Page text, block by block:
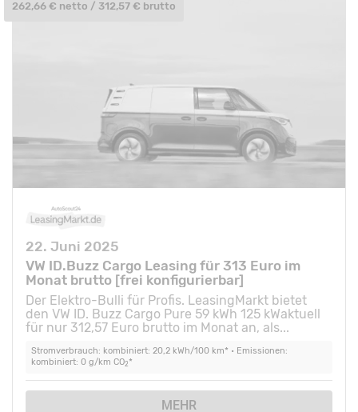
22. Juni 2025
VW ID.Buzz Cargo Leasing für 313 Euro im
Monat brutto [frei konfigurierbar]
Der Elektro-Bulli für Profis. LeasingMarkt bietet
den VW ID. Buzz Cargo Pure 59 kWh 125 kWaktuell
für nur 312,57 Euro brutto im Monat an, als...
Stromverbrauch: kombiniert: 20,2 kWh/100 km* • Emissionen:
kombiniert: 0 g/km CO2*
MEHR
262,66 € netto / 312,57 € brutto